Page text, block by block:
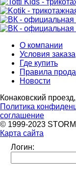
О компании
Условия заказа
Где купить
Правила
Новости
Конаковский
Политика
соглашение
© 1999-2023
Карта сайта
Логин: